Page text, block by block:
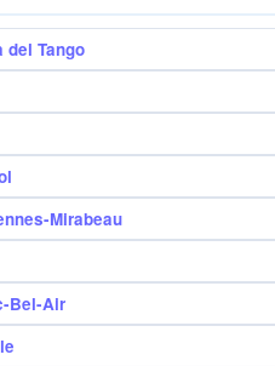
del Tango
Mirabeau
Bel-Air